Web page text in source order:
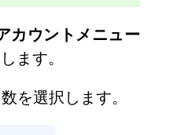
カウントメニュー
ます。
を選択します。